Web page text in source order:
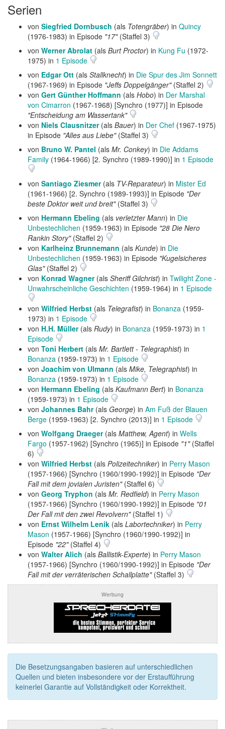
Serien
von Siegfried Dornbusch (als Totengräber) in Quincy
(1976-1983) in Episode "17"(Staffel 3)
von Werner Abrolat (als Burt Proctor) in Kung Fu (1972-
1975) in 1 Episode
von Edgar Ott (als Stallknecht) in Die Spur des Jim Sonnett
(1967-1969) in Episode "Jeffs Doppelgänger"(Staffel 2)
von Gert Günther Hoffmann (als Hobo) in Der Marshal
von Cimarron (1967-1968) [Synchro (1977)] in Episode
"Entscheidung am Wassertank"
von Niels Clausnitzer(als Bauer) in Der Chef (1967-1975)
in Episode "Alles aus Liebe"(Staffel 3)
von Bruno W. Pantel (als Mr. Conkey) in Die Addams
Family (1964-1966) [2. Synchro (1989-1990)] in 1 Episode
von Santiago Ziesmer(als TV-Reparateur) in Mister Ed
(1961-1966) [2. Synchro (1989-1993)] in Episode "Der
beste Doktor weit und breit"(Staffel 3)
von Hermann Ebeling (als verletzter Mann) in Die
Unbestechlichen (1959-1963) in Episode "28 Die Nero
Rankin Story"(Staffel 2)
von Karlheinz Brunnemann (als Kunde) in Die
Unbestechlichen (1959-1963) in Episode "Kugelsicheres
Glas"(Staffel 2)
von Konrad Wagner(als Sheriff Gilchrist) in Twilight Zone -
Unwahrscheinliche Geschichten (1959-1964) in 1 Episode
von Wilfried Herbst (als Telegrafist) in Bonanza (1959-
1973) in 1 Episode
von H.H. Müller(als Rudy) in Bonanza (1959-1973) in 1
Episode
von Toni Herbert (als Mr. Bartlett - Telegraphist) in
Bonanza (1959-1973) in 1 Episode
von Joachim von Ulmann (als Mike, Telegraphist) in
Bonanza (1959-1973) in 1 Episode
von Hermann Ebeling (als Kaufmann Bert) in Bonanza
(1959-1973) in 1 Episode
von Johannes Bahr(als George) in Am Fuß der Blauen
Berge (1959-1963) [2. Synchro (2013)] in 1 Episode
von Wolfgang Draeger(als Matthew, Agent) in Wells
Fargo (1957-1962) [Synchro (1965)] in Episode "1"(Staffel
6)
von Wilfried Herbst (als Polizeitechniker) in Perry Mason
(1957-1966) [Synchro (1960/1990-1992)] in Episode "Der
Fall mit dem jovialen Juristen"(Staffel 6)
von Georg Tryphon (als Mr. Redfield) in Perry Mason
(1957-1966) [Synchro (1960/1990-1992)] in Episode "01
Der Fall mit den zwei Revolvern"(Staffel 1)
von Ernst Wilhelm Lenik (als Labortechniker) in Perry
Mason (1957-1966) [Synchro (1960/1990-1992)] in
Episode "22"(Staffel 4)
von Walter Alich (als Ballistik-Experte) in Perry Mason
(1957-1966) [Synchro (1960/1990-1992)] in Episode "Der
Fall mit der verräterischen Schallplatte"(Staffel 3)
Werbung
Die Besetzungsangaben basieren auf unterschiedlichen
Quellen und bieten insbesondere vor der Erstaufführung
keinerlei Garantie auf Vollständigkeit oder Korrektheit.